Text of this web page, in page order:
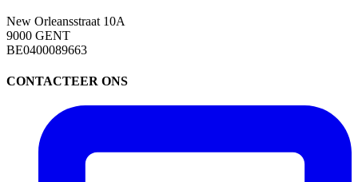
New Orleansstraat 10A
9000 GENT
BE0400089663
CONTACTEER ONS